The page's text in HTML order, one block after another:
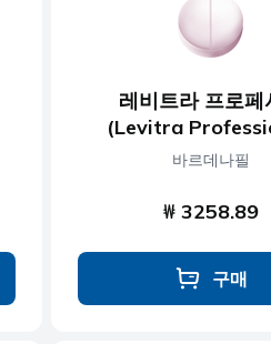
레비트라 프로페
(Levitra
바르데나필
₩ 3258.89
구매